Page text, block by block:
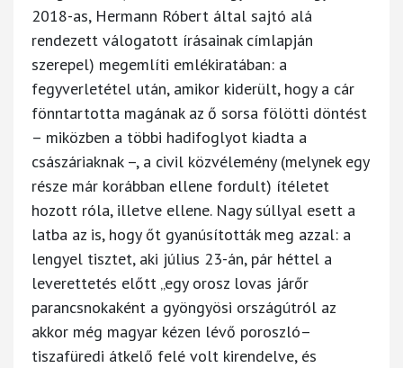
2018-as, Hermann Róbert által sajtó alá
rendezett válogatott írásainak címlapján
szerepel) megemlíti emlékiratában: a
fegyverletétel után, amikor kiderült, hogy a cár
fönntartotta magának az ő sorsa fölötti döntést
– miközben a többi hadifoglyot kiadta a
császáriaknak –, a civil közvélemény (melynek egy
része már korábban ellene fordult) ítéletet
hozott róla, illetve ellene. Nagy súllyal esett a
latba az is, hogy őt gyanúsították meg azzal: a
lengyel tisztet, aki július 23-án, pár héttel a
leverettetés előtt „egy orosz lovas járőr
parancsnokaként a gyöngyösi országútról az
akkor még magyar kézen lévő poroszló–
tiszafüredi átkelő felé volt kirendelve, és